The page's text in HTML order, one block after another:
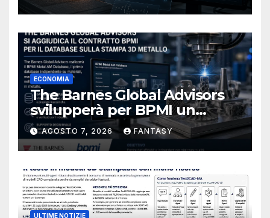
ECONOMIA
The Barnes Global Advisors
svilupperà per BPMI un
database per la stampa 3D
metallica destinata alla filiera
navale statunitense
AGOSTO 7, 2026 FANTASY
ULTIME NOTIZIE